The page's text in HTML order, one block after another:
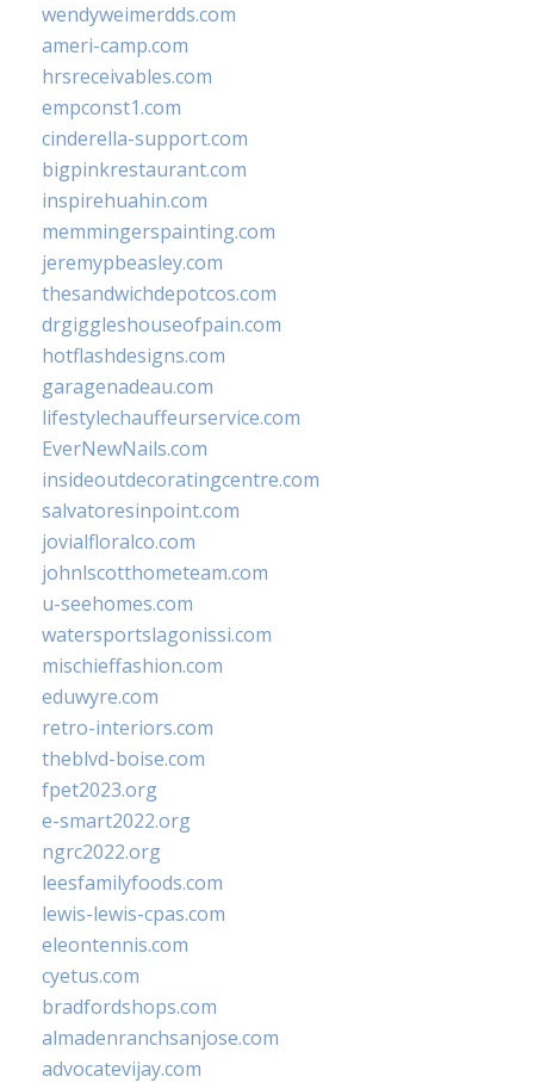
wendyweimerdds.com
ameri-camp.com
hrsreceivables.com
empconst1.com
cinderella-support.com
bigpinkrestaurant.com
inspirehuahin.com
memmingerspainting.com
jeremypbeasley.com
thesandwichdepotcos.com
drgiggleshouseofpain.com
hotflashdesigns.com
garagenadeau.com
lifestylechauffeurservice.com
EverNewNails.com
insideoutdecoratingcentre.com
salvatoresinpoint.com
jovialfloralco.com
johnlscotthometeam.com
u-seehomes.com
watersportslagonissi.com
mischieffashion.com
eduwyre.com
retro-interiors.com
theblvd-boise.com
fpet2023.org
e-smart2022.org
ngrc2022.org
leesfamilyfoods.com
lewis-lewis-cpas.com
eleontennis.com
cyetus.com
bradfordshops.com
almadenranchsanjose.com
advocatevijay.com